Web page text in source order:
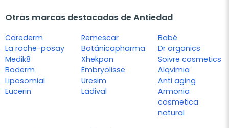
Otras marcas destacadas de Antiedad
Carederm
La roche-posay
Medik8
Boderm
Liposomial
Eucerin
Remescar
Botánicapharma
Xhekpon
Embryolisse
Uresim
Ladival
Babé
Dr organics
Soivre cosmetics
Alqvimia
Anti aging
Armonia
cosmetica
natural